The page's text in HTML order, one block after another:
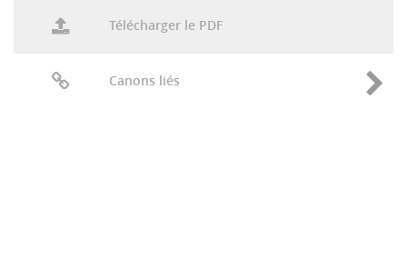
Télécharger le PDF
Canons liés